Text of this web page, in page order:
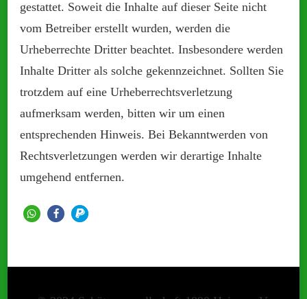
gestattet. Soweit die Inhalte auf dieser Seite nicht
vom Betreiber erstellt wurden, werden die
Urheberrechte Dritter beachtet. Insbesondere werden
Inhalte Dritter als solche gekennzeichnet. Sollten Sie
trotzdem auf eine Urheberrechtsverletzung
aufmerksam werden, bitten wir um einen
entsprechenden Hinweis. Bei Bekanntwerden von
Rechtsverletzungen werden wir derartige Inhalte
umgehend entfernen.